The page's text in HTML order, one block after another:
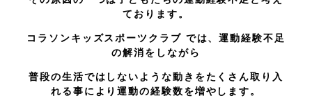
ております。
コラソンキッズスポーツクラブ では、運動経験不足
の解消をしながら
普段の生活ではしないような動きをたくさん取り入
れる事により運動の経験数を増やします。